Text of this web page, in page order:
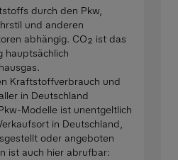
durch den Pkw,
und anderen
abhängig. CO₂ ist das
hauptsächlich
Kraftstoffverbrauch und
in Deutschland
Modelle ist unentgeltlich
in Deutschland,
oder angeboten
ist auch hier abrufbar: